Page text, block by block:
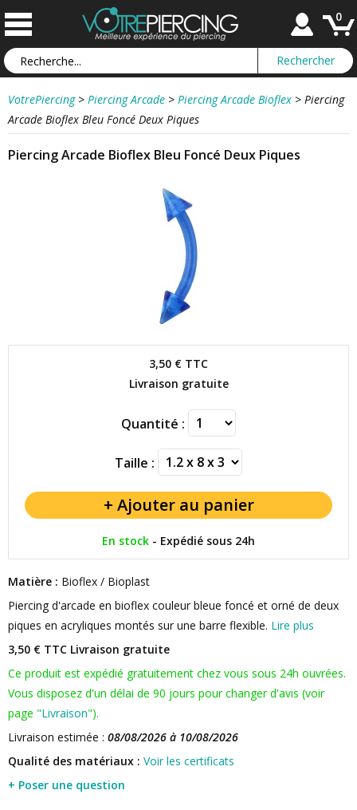
0
VotrePiercing > Piercing Arcade > Piercing Arcade Bioflex > Piercing
Arcade Bioflex Bleu Foncé Deux Piques
Piercing Arcade Bioflex Bleu Foncé Deux Piques
3,50 € TTC
Livraison gratuite
Quantité :
Taille :
En stock - Expédié sous 24h
Matière : Bioflex / Bioplast
Piercing d'arcade en bioflex couleur bleue foncé et orné de deux
piques en acryliques montés sur une barre flexible. Lire plus
3,50 € TTC Livraison gratuite
Ce produit est expédié gratuitement chez vous sous 24h ouvrées.
Vous disposez d'un délai de 90 jours pour changer d'avis (voir
page "Livraison").
Livraison estimée : 08/08/2026 à 10/08/2026
Qualité des matériaux : Voir les certificats
+ Poser une question